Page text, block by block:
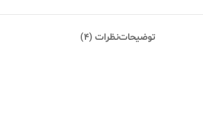
توضیحاتنظرات (4)